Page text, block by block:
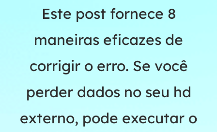
Este post fornece 8
maneiras eficazes de
corrigir o erro. Se você
perder dados no seu hd
externo, pode executar o